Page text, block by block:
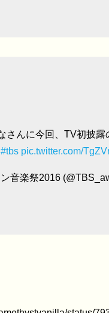
さんに今回、TV初披
#tbs pic.twitter.com/
音楽祭2016